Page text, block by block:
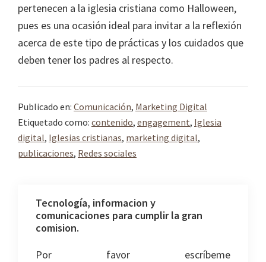
pertenecen a la iglesia cristiana como Halloween,
pues es una ocasión ideal para invitar a la reflexión
acerca de este tipo de prácticas y los cuidados que
deben tener los padres al respecto.
Publicado en: Comunicación, Marketing Digital
Etiquetado como: contenido, engagement, Iglesia
digital, Iglesias cristianas, marketing digital,
publicaciones, Redes sociales
Tecnología, informacion y
comunicaciones para cumplir la gran
comision.
Por favor escríbeme